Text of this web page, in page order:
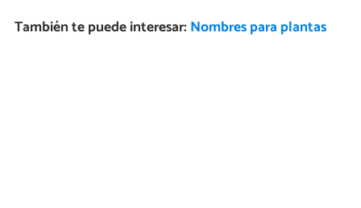
También te puede interesar: Nombres para plantas